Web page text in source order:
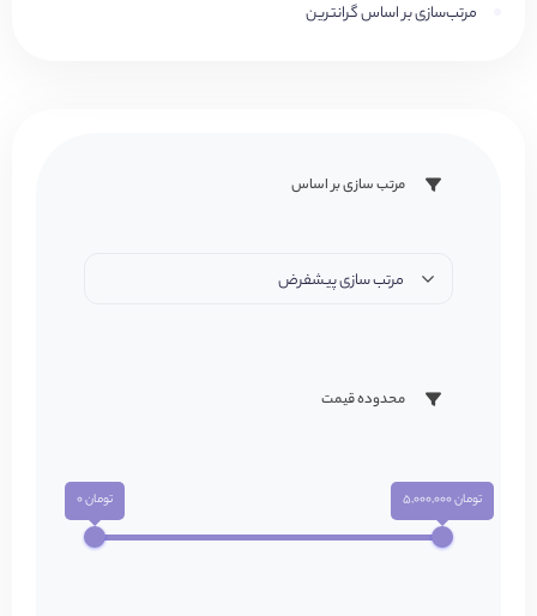
مرتب‌سازی بر اساس گرانترین
مرتب سازی بر اساس
مرتب سازی پیشفرض
محدوده قیمت
تومان 0 تومان 5,000,000